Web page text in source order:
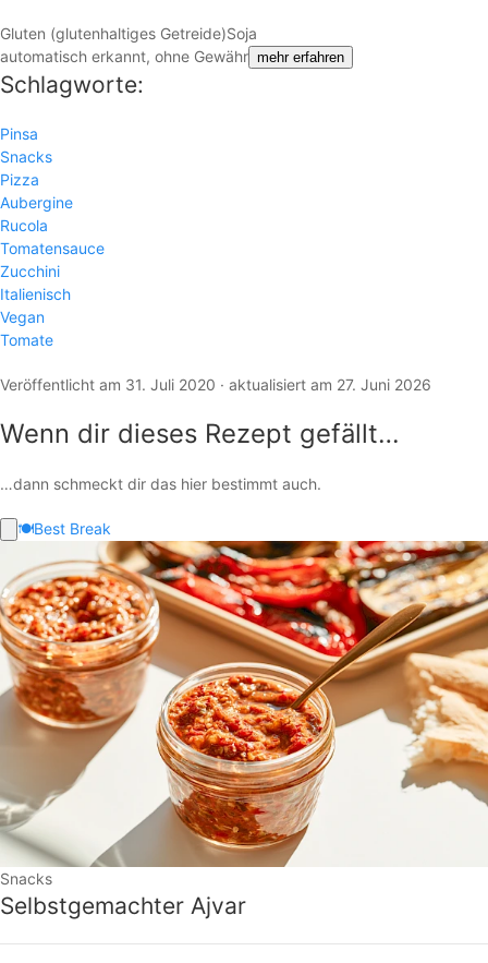
Gluten (glutenhaltiges Getreide)Soja
automatisch erkannt, ohne Gewähr mehr erfahren
Schlagworte:
Pinsa
Snacks
Pizza
Aubergine
Rucola
Tomatensauce
Zucchini
Italienisch
Vegan
Tomate
Veröffentlicht am 31. Juli 2020 · aktualisiert am 27. Juni 2026
Wenn dir dieses Rezept gefällt…
…dann schmeckt dir das hier bestimmt auch.
🍽️Best Break
Snacks
Selbstgemachter Ajvar